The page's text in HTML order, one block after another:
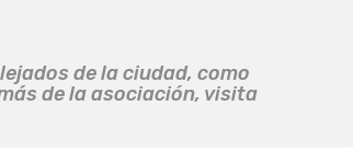
de la ciudad, como
de la asociación, visita